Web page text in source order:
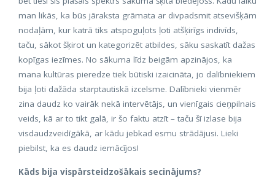
man likās, ka būs jāraksta grāmata ar divpadsmit atsevišķām
nodaļām, kur katrā tiks atspoguļots ļoti atšķirīgs indivīds,
taču, sākot šķirot un kategorizēt atbildes, sāku saskatīt dažas
kopīgas iezīmes. No sākuma līdz beigām apzinājos, ka
mana kultūras pieredze tiek būtiski izaicināta, jo dalībniekiem
bija ļoti dažāda starptautiskā izcelsme. Dalībnieki vienmēr
zina daudz ko vairāk nekā intervētājs, un vienīgais cieņpilnais
veids, kā ar to tikt galā, ir šo faktu atzīt – taču šī izlase bija
visdaudzveidīgākā, ar kādu jebkad esmu strādājusi. Lieki
piebilst, ka es daudz iemācījos!
Kāds bija vispārsteidzošākais secinājums?